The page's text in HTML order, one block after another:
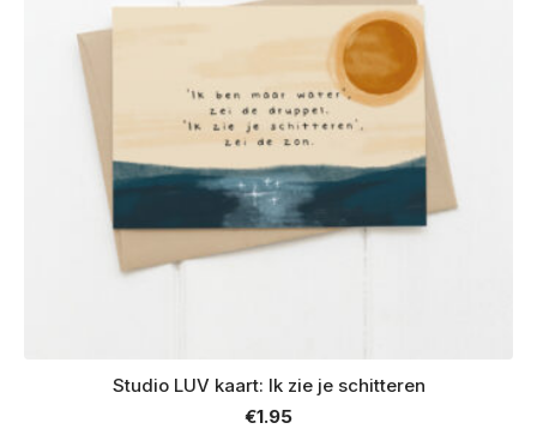
Studio LUV kaart: Ik zie je schitteren
€1.95